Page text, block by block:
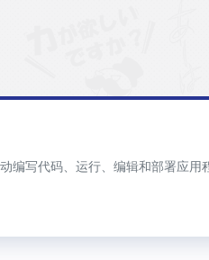
编写代码、运行、编辑和部署应用